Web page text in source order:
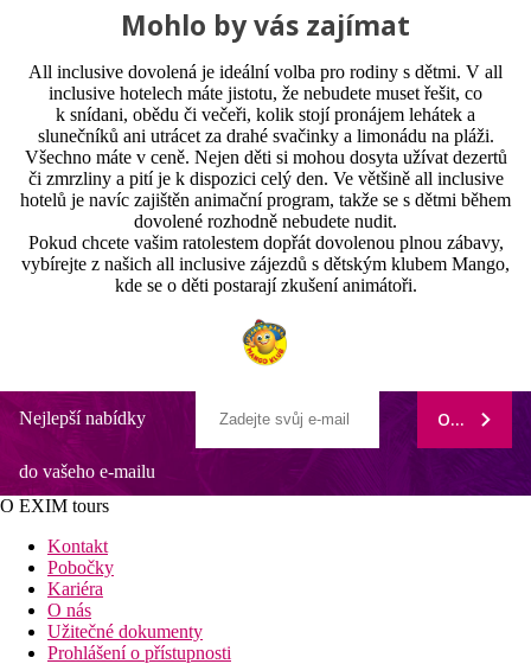
Mohlo by vás zajímat
All inclusive dovolená je ideální volba pro rodiny s dětmi. V all
inclusive hotelech máte jistotu, že nebudete muset řešit, co
k snídani, obědu či večeři, kolik stojí pronájem lehátek a
slunečníků ani utrácet za drahé svačinky a limonádu na pláži.
Všechno máte v ceně. Nejen děti si mohou dosyta užívat dezertů
či zmrzliny a pití je k dispozici celý den. Ve většině all inclusive
hotelů je navíc zajištěn animační program, takže se s dětmi během
dovolené rozhodně nebudete nudit.
Pokud chcete vašim ratolestem dopřát dovolenou plnou zábavy,
vybírejte z našich all inclusive zájezdů s dětským klubem Mango,
kde se o děti postarají zkušení animátoři.
Nejlepší nabídky
do vašeho e-mailu
ODEBÍRAT
O EXIM tours
Kontakt
Pobočky
Kariéra
O nás
Užitečné dokumenty
Prohlášení o přístupnosti